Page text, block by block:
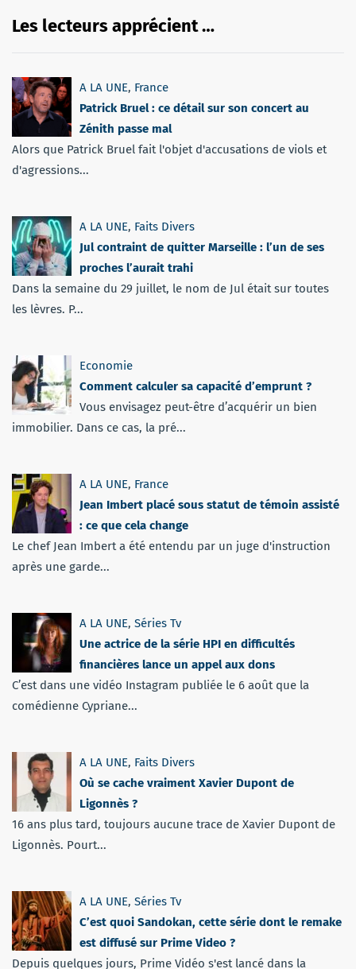
Les lecteurs apprécient …
A LA UNE, France
Patrick Bruel : ce détail sur son concert au
Zénith passe mal
Alors que Patrick Bruel fait l'objet d'accusations de viols et
d'agressions...
A LA UNE, Faits Divers
Jul contraint de quitter Marseille : l’un de ses
proches l’aurait trahi
Dans la semaine du 29 juillet, le nom de Jul était sur toutes
les lèvres. P...
Economie
Comment calculer sa capacité d’emprunt ?
Vous envisagez peut-être d’acquérir un bien
immobilier. Dans ce cas, la pré...
A LA UNE, France
Jean Imbert placé sous statut de témoin assisté
: ce que cela change
Le chef Jean Imbert a été entendu par un juge d'instruction
après une garde...
A LA UNE, Séries Tv
Une actrice de la série HPI en difficultés
financières lance un appel aux dons
C’est dans une vidéo Instagram publiée le 6 août que la
comédienne Cypriane...
A LA UNE, Faits Divers
Où se cache vraiment Xavier Dupont de
Ligonnès ?
16 ans plus tard, toujours aucune trace de Xavier Dupont de
Ligonnès. Pourt...
A LA UNE, Séries Tv
C’est quoi Sandokan, cette série dont le remake
est diffusé sur Prime Video ?
Depuis quelques jours, Prime Vidéo s'est lancé dans la